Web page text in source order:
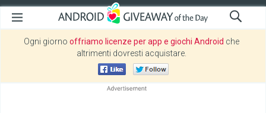
Ogni giorno offriamo licenze per app e giochi Android che
altrimenti dovresti acquistare.